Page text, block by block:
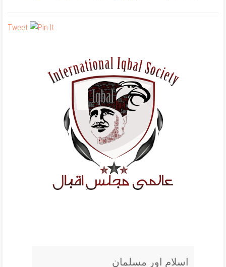
Tweet
اسلام اور مسلمان